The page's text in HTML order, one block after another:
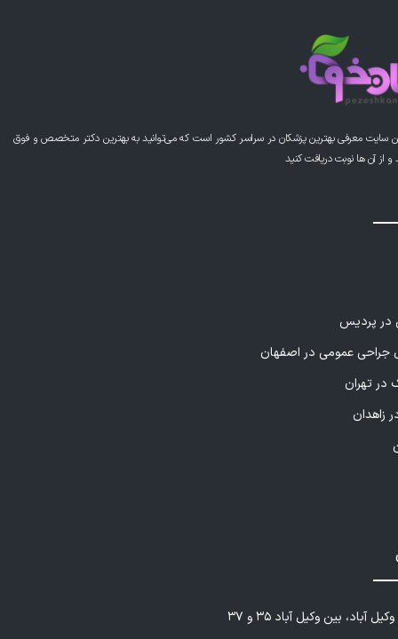
سایت معرفی بهترین پزشکان در سراسر کشور است که می‌توانید به بهترین دکتر متخصص و فوق
آن ها نوبت دریافت کنید
در پردیس
عمومی در اصفهان
در تهران
زاهدان
آباد، بین وکیل آباد ۳۵ و ۳۷